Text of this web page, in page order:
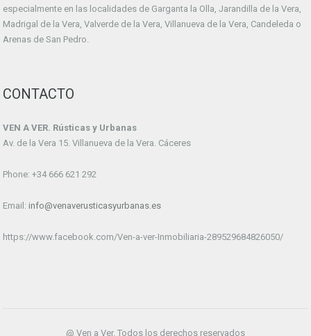
especialmente en las localidades de Garganta la Olla, Jarandilla de la Vera,
Madrigal de la Vera, Valverde de la Vera, Villanueva de la Vera, Candeleda o
Arenas de San Pedro.
CONTACTO
VEN A VER. Rústicas y Urbanas
Av. de la Vera 15. Villanueva de la Vera. Cáceres
Phone: +34 666 621 292
Email: info@venaverusticasyurbanas.es
https://www.facebook.com/Ven-a-ver-Inmobiliaria-289529684826050/
@ Ven a Ver. Todos los derechos reservados